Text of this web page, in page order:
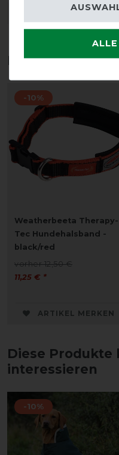
DETAILS
Das perfekte
-10%
Weatherbeeta Therapy-
Tec Hundehalsband -
black/red
vorher 12,50 €
11,25 € *
ARTIKEL MERKEN
Diese Produkte
interessieren
-10%